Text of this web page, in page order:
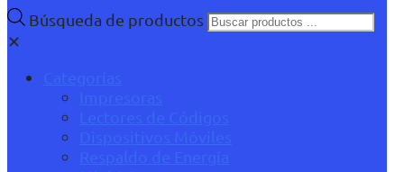
Búsqueda de productos
✕
Categorías
Impresoras
Lectores de Códigos
Dispositivos Móviles
Respaldo de Energía